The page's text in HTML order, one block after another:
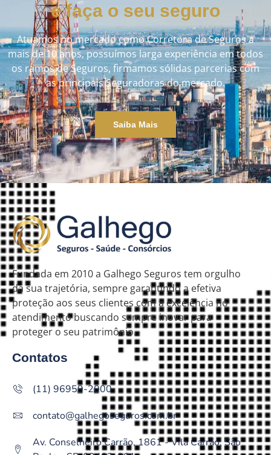
e faça o seu seguro
Atuamos no mercado como Corretora de Seguros a
mais de 10 anos, possuímos larga experiência em todos
os ramos de Seguros, firmamos sólidas parcerias com
as principais Seguradoras do mercado.
Saiba Mais
Fundada em 2010 a Galhego Seguros tem orgulho
da sua trajetória, sempre garantindo a efetiva
proteção aos seus clientes com a excelência no
atendimento buscando sempre inovar para
proteger o seu patrimônio.
Contatos
(11) 96959-2000
contato@galhegoseguros.com.br
Av. Conselheiro Carrão, 1861 - Vila Carrão, São